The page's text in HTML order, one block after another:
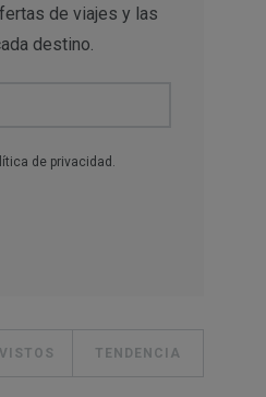
de viajes y las
destino.
de privacidad .
TENDENCIA